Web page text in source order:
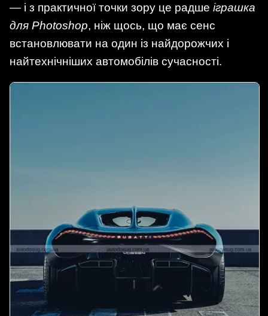
— і з практичної точки зору це радше іграшка
для Photoshop, ніж щось, що має сенс
встановлювати на один із найдорожчих і
найтехнічніших автомобілів сучасності.